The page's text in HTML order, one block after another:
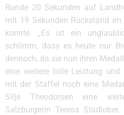
Runde 20 Sekunden auf
mit 19 Sekunden Rückstand
konnte. „Es ist ein
schlimm, dass es heute nur
dennoch, da sie nun ihren
eine weitere tolle Leistung
mit der Staffel noch eine
Silje Theodorsen eine
Salzburgerin Teresa